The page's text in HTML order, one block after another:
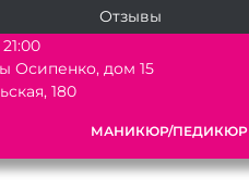
Отзывы
Осипенко, дом 15
180
МАНИКЮР/ПЕДИКЮР